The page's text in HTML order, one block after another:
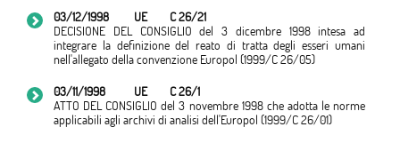
03/12/1998
UE
C 26/21
DECISIONE DEL CONSIGLIO del 3 dicembre 1998 intesa ad
integrare la definizione del reato di tratta degli esseri umani
nell'allegato della convenzione Europol (1999/C 26/05)
03/11/1998
UE
C 26/1
ATTO DEL CONSIGLIO del 3 novembre 1998 che adotta le norme
applicabili agli archivi di analisi dell'Europol (1999/C 26/01)